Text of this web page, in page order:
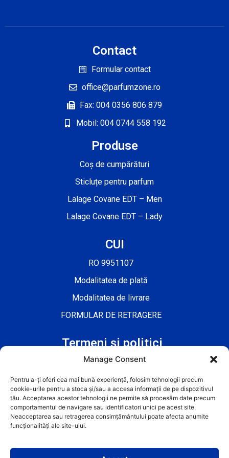
Manage Consent
Pentru a-ți oferi cea mai bună experiență, folosim tehnologii precum
cookie-urile pentru a stoca și/sau a accesa informații de pe dispozitivul
tău. Acceptarea acestor tehnologii ne permite să procesăm date precum
comportamentul de navigare sau identificatori unici pe acest site.
Neacceptarea sau retragerea consimțământului poate afecta anumite
funcționalități ale site-ului.
Contact
Formular contact
office@parfumzone.ro
Fax: 004 0356 806 879
Mobil: 004 0744 558 192
Produse
Coș de cumpărături
Sticluțe pentru parfum
Lalage Covane EDT – Men
Lalage Covane EDT – Lady
CUI
RO 9951107
Modalitatea de plată
Modalitatea de livrare
FORMULAR DE RETRAGERE
Termeni și politici
Termeni și Condiții
Politica cookie-urilor
Politica de confidențialitate